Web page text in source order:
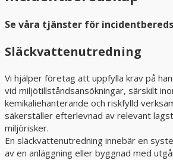
Se våra tjänster för
Släckvattenutredning
Vi hjälper företag att uppfylla krav på
vid miljötillståndsansökningar, särskilt
kemikaliehanterande och riskfylld
säkerställer efterlevnad av relevant
miljörisker.
En släckvattenutredning innebär en
av en anläggning eller byggnad med